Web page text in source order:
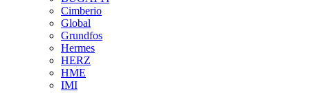
Cimberio
Global
Grundfos
Hermes
HERZ
HME
IMI